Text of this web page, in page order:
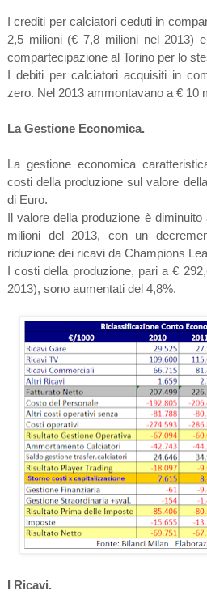
I crediti per calciatori ceduti in
2,5 milioni (€ 7,8 milioni nel 2013)
compartecipazione al Torino per lo
I debiti per calciatori acquisiti in
zero. Nel 2013 ammontavano a € 10
La Gestione Economica.
La gestione economica
costi della produzione sul valore
di Euro.
Il valore della produzione è
milioni del 2013, con un
riduzione dei ricavi da Champions
I costi della produzione, pari a €
2013), sono aumentati del 4,8%.
I Ricavi.